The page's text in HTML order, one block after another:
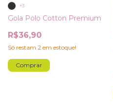
Gola Polo Cotton Premium
R$36,90
Só restam 2 em estoque!
+3
Comprar